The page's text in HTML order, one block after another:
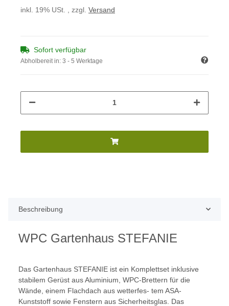
inkl. 19% USt. , zzgl. Versand
Sofort verfügbar
Abholbereit in: 3 - 5 Werktage
Beschreibung
WPC Gartenhaus STEFANIE
Das Gartenhaus STEFANIE ist ein Komplettset inklusive
stabilem Gerüst aus Aluminium, WPC-Brettern für die
Wände, einem Flachdach aus wetterfes- tem ASA-
Kunststoff sowie Fenstern aus Sicherheitsglas. Das